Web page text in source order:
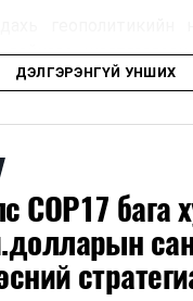
дайнаас
зах зээлд
болон бусад эх
1,200-2,000
зах зээл дэх
гаалийн болон
шаардлага
ДЭЛГЭРЭНГҮЙ УНШИХ
COP17 бага